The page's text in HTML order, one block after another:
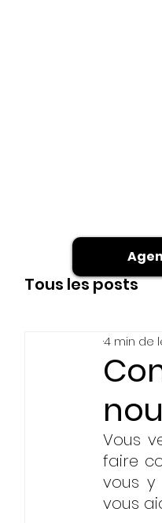
Tous les posts
Site internet
Initiatives &
4 min de
Vous
faire
vous y
vous